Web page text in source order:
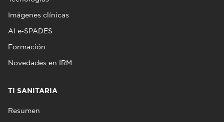
Imágenes clínicas
AI e‑SPADES
Formación
Novedades en IRM
TI SANITARIA
Resumen